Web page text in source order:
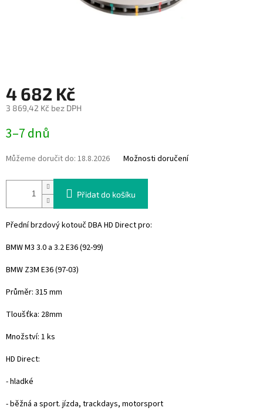
4 682 Kč
3 869,42 Kč bez DPH
cena:
3–7 dnů
Můžeme doručit do: 18.8.2026 Možnosti doručení
Přidat do košíku
Přední brzdový kotouč DBA HD Direct pro:
BMW M3 3.0 a 3.2 E36(92-99)
BMW Z3M E36(97-03)
Průměr: 315 mm
Tloušťka: 28mm
Množství: 1 ks
HD Direct:
- hladké
- běžná a sport. jízda, trackdays, motorsport